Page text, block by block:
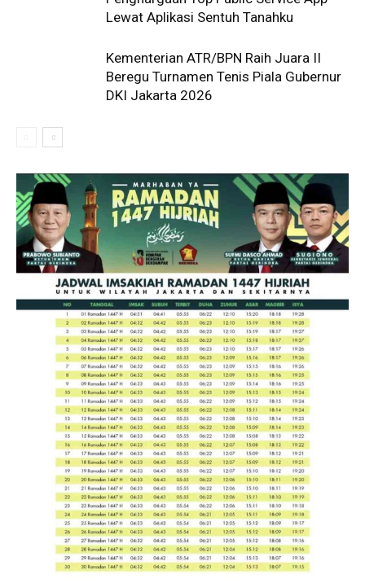
Lewat Aplikasi Sentuh Tanahku
Kementerian ATR/BPN Raih Juara II
Beregu Turnamen Tenis Piala Gubernur
DKI Jakarta 2026